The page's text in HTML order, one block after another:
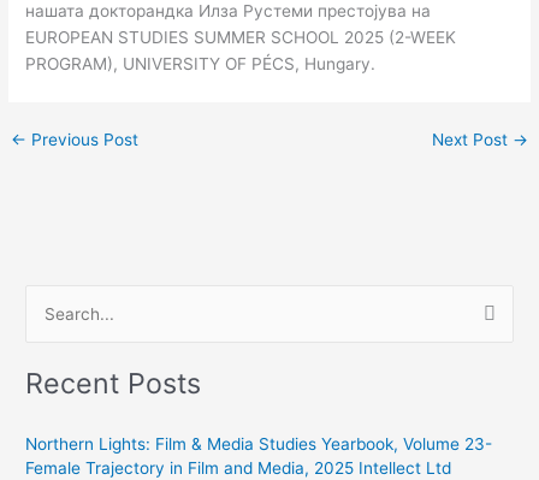
нашата докторандка Илза Рустеми престојува на
EUROPEAN STUDIES SUMMER SCHOOL 2025 (2-WEEK
PROGRAM), UNIVERSITY OF PÉCS, Hungary.
← Previous Post Next Post →
a
c
Recent Posts
Northern Lights: Film & Media Studies Yearbook, Volume 23-
Female Trajectory in Film and Media, 2025 Intellect Ltd